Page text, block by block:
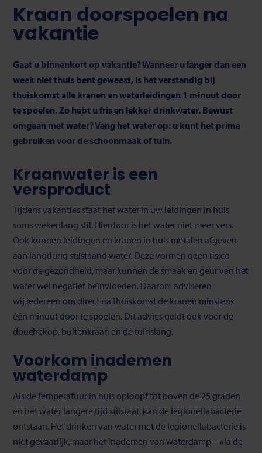
Kraan doorspoelen na
vakantie
Gaat u binnenkort op vakantie? Wanneer u langer dan een
week niet thuis bent geweest, is het verstandig bij
thuiskomst alle kranen en waterleidingen 1 minuut door
te spoelen. Zo hebt u fris en lekker drinkwater. Bewust
omgaan met water? Vang het water op: u kunt het prima
gebruiken voor de schoonmaak of tuin.
Kraanwater is een
versproduct
Tijdens vakanties staat het water in uw leidingen in huis
soms wekenlang stil. Hierdoor is het water niet meer vers.
Ook kunnen leidingen en kranen in huis metalen afgeven
aan langdurig stilstaand water. Deze vormen geen risico
voor de gezondheid, maar kunnen de smaak en geur van het
water wel negatief beïnvloeden. Daarom adviseren
wij iedereen om direct na thuiskomst de kranen minstens
één minuut door te spoelen. Dit advies geldt ook voor de
douchekop, buitenkraan en de tuinslang.
Voorkom inademen
waterdamp
Als de temperatuur in huis oploopt tot boven de 25 graden
en het water langere tijd stilstaat, kan de legionellabacterie
ontstaan. Het drinken van water met de legionellabacterie is
niet gevaarlijk, maar het inademen van waterdamp – via de